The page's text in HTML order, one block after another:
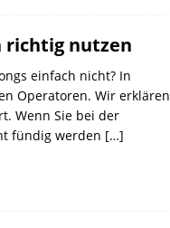
richtig nutzen
einfach nicht? In
Operatoren. Wir erklären
Wenn Sie bei der
fündig werden […]